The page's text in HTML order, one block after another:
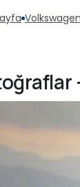
Volkswagen